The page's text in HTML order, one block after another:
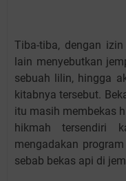
Tiba-tiba, dengan
lain menyebutkan
sebuah lilin, hingga
kitabnya tersebut.
itu masih membekas
hikmah tersendiri
mengadakan
sebab bekas api di